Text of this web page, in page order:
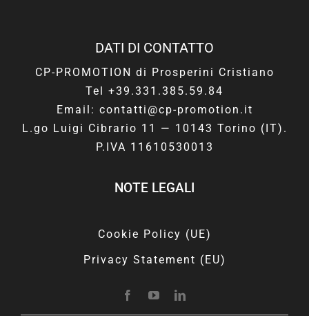
DATI DI CONTATTO
CP-PROMOTION di Prosperini Cristiano
Tel +39.331.385.59.84
Email: contatti@cp-promotion.it
L.go Luigi Cibrario 11 — 10143 Torino (IT).
P.IVA 11610530013
NOTE LEGALI
Cookie Policy (UE)
Privacy Statement (EU)